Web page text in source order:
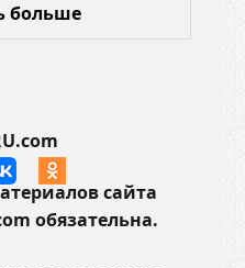
больше
сайта
обязательна.